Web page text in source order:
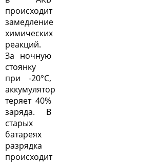
происходит
замедление
химических
реакций.
За ночную
стоянку
при -20°С,
аккумулятор
теряет 40%
заряда. В
старых
батареях
разрядка
происходит